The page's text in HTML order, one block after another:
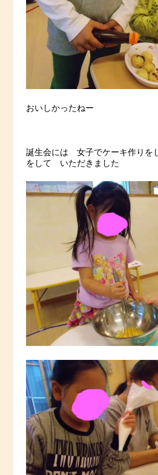
おいしかったねー
誕生会には 女子でケーキ作りを
をして いただきました